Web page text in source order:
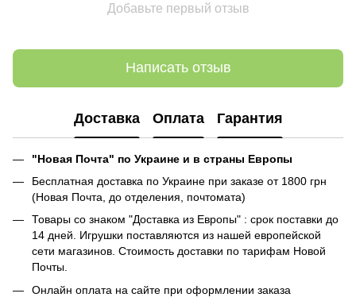
Добавьте первый отзыв
Написать отзыв
Доставка Оплата Гарантия
"Новая Почта" по Украине и в страны Европы
Бесплатная доставка по Украине при заказе от 1800 грн
(Новая Почта, до отделения, почтомата)
Товары со знаком "Доставка из Европы" : срок поставки до
14 дней. Игрушки поставляются из нашей европейской
сети магазинов. Стоимость доставки по тарифам Новой
Почты.
Онлайн оплата на сайте при оформлении заказа